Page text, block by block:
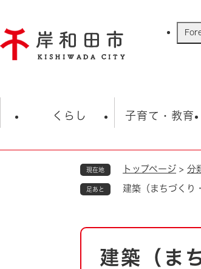
ジ
の
くらし
住
ごみ・衛生・動物 救
防災・防犯 上
子育て・教育
学校
現在地 トップページ > 分
足あと 建築（まちづくり
本
建築（ま